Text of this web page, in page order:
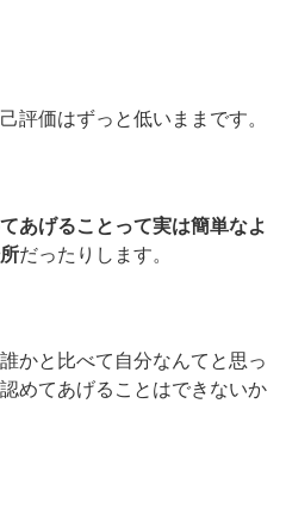
評価はずっと低いままです。
あげることって実は簡単なよ
だったりします。
かと比べて自分なんてと思っ
めてあげることはできないか